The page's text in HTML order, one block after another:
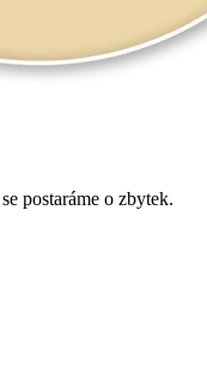
postaráme o zbytek.